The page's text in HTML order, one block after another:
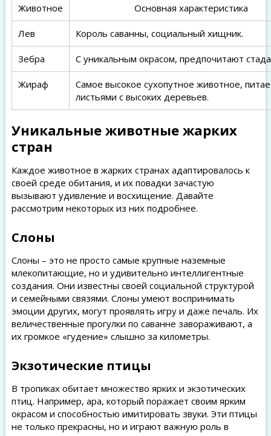
Животное Основная характеристика
Лев Король саванны, социальный хищник.
Зебра С уникальным окрасом, предпочитают
Жираф
Самое высокое сухопутное животное,
листьями с высоких деревьев.
Уникальные животные жарких
стран
Каждое животное в жарких странах адаптировалось к
своей среде обитания, и их повадки зачастую
вызывают удивление и восхищение. Давайте
рассмотрим некоторых из них подробнее.
Слоны
Слоны – это не просто самые крупные наземные
млекопитающие, но и удивительно интеллигентные
создания. Они известны своей социальной структурой
и семейными связями. Слоны умеют воспринимать
эмоции других, могут проявлять игру и даже печаль. Их
величественные прогулки по саванне завораживают, а
их громкое «гудение» слышно за километры.
Экзотические птицы
В тропиках обитает множество ярких и экзотических
птиц. Например, ара, который поражает своим ярким
окрасом и способностью имитировать звуки. Эти птицы
не только прекрасны, но и играют важную роль в